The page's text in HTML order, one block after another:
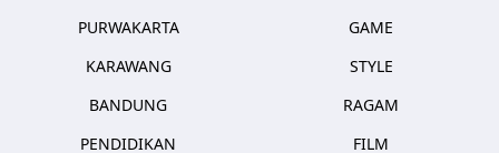
PURWAKARTA
KARAWANG
BANDUNG
PENDIDIKAN
GAME
STYLE
RAGAM
FILM